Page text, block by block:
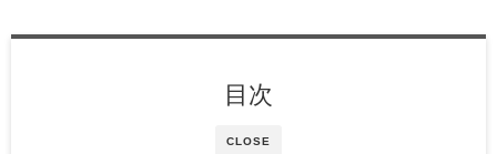
CLOSE
目次